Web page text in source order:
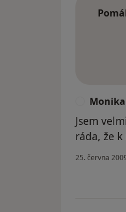
Monika
Jsem
ráda, že
25. června